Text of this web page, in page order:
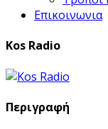
Επικοινωνια
Kos Radio
Περιγραφή